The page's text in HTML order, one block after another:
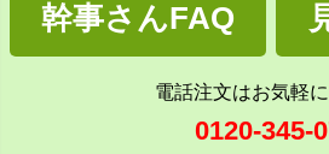
幹事さんFAQ
電話注文はお気軽
0120-345-